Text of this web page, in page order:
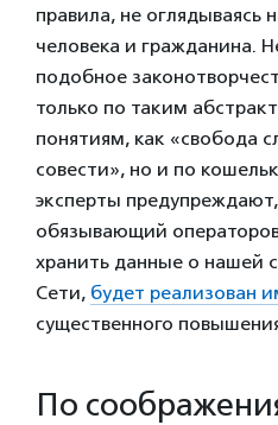
правила, не оглядываясь
человека и гражданина.
подобное
только по таким
понятиям, как «свобода
совести», но и по
эксперты
обязывающий
хранить данные о нашей
Сети, будет реализован
существенного
По